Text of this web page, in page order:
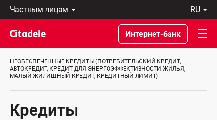
Частным
лицам
Предприятиям
Private
Banking
О
банке
C
ru
Latviski
По-
русски
In
English
Интернет-банк
НЕОБЕСПЕЧЕННЫЕ КРЕДИТЫ (ПОТРЕБИТЕЛЬСКИЙ КРЕДИТ,
АВТОКРЕДИТ, КРЕДИТ ДЛЯ ЭНЕРГОЭФФЕКТИВНОСТИ ЖИЛЬЯ,
МАЛЫЙ ЖИЛИЩНЫЙ КРЕДИТ, КРЕДИТНЫЙ ЛИМИТ)
Кредиты